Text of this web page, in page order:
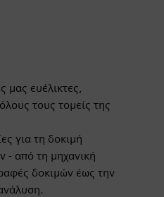
μας ευέλικτες,
τους τομείς της
για τη δοκιμή
- από τη μηχανική
δοκιμών έως την